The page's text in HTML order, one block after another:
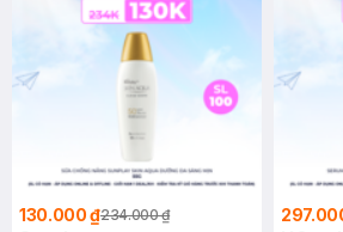
130.000 ₫234.000 ₫